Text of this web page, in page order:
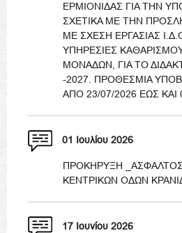
ΕΡΜΙΟΝΙΔΑΣ ΓΙΑ ΤΗΝ
ΣΧΕΤΙΚΑ ΜΕ ΤΗΝ
ΜΕ ΣΧΕΣΗ ΕΡΓΑΣΙΑΣ
ΥΠΗΡΕΣΙΕΣ
ΜΟΝΑΔΩΝ, ΓΙΑ ΤΟ
-2027. ΠΡΟΘΕΣΜΙΑ
ΑΠΟ 23/07/2026 ΕΩΣ ΚΑΙ
01 Ιουλίου 2026
ΠΡΟΚΗΡΥΞΗ
ΚΕΝΤΡΙΚΩΝ ΟΔΩΝ
17 Ιουνίου 2026